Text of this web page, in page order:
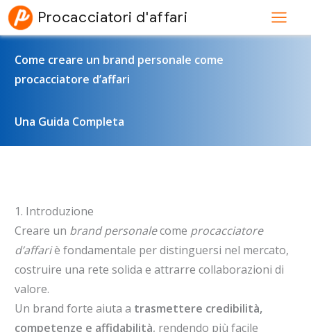
Vai
Procacciatori d'affari
Come creare un brand personale come
procacciatore d’affari
Una Guida Completa
1. Introduzione
Creare un brand personalecome procacciatore
d’affariè fondamentale per distinguersi nel mercato,
costruire una rete solida e attrarre collaborazioni di
valore.
Un brand forte aiuta a trasmettere credibilità,
competenze e affidabilità, rendendo più facile